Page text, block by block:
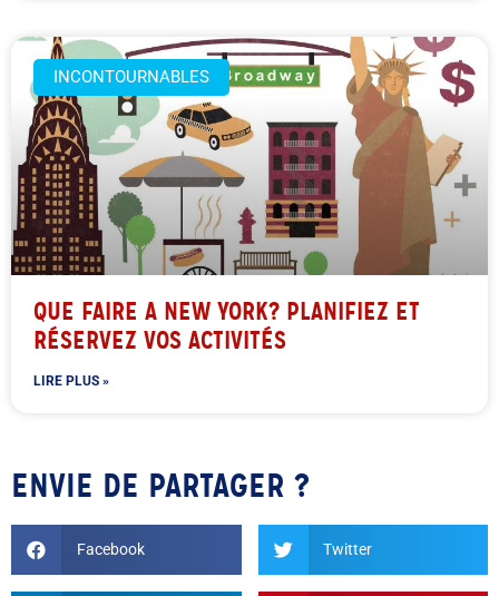
INCONTOURNABLES
QUE FAIRE A NEW YORK? PLANIFIEZ ET
RÉSERVEZ VOS ACTIVITÉS
LIRE PLUS »
ENVIE DE PARTAGER ?
Facebook Twitter